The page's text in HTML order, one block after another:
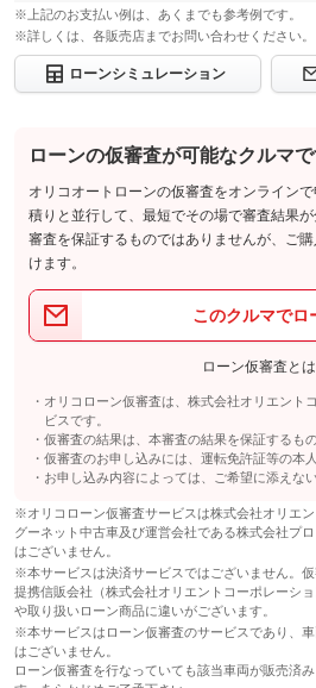
このパックの見積も
※上記のお支払い例は、あくまでも参考例です。
※詳しくは、各販売店までお問い合わせください。
ローンシミュレーション
ローンの仮審査が可能なクルマで
オリコオートローンの仮審査をオンライン
積りと並行して、最短でその場で審査結果
審査を保証するものではありませんが、ご
けます。
このクルマでロ
ローン仮審査とは
オリコローン仮審査は、株式会社オリエント
ビスです。
仮審査の結果は、本審査の結果を保証するも
仮審査のお申し込みには、運転免許証等の本
お申し込み内容によっては、ご希望に添えな
※オリコローン仮審査サービスは株式会社オリエ
グーネット中古車及び運営会社である株式会社プ
はございません。
※本サービスは決済サービスではございません。
提携信販会社（株式会社オリエントコーポレーシ
や取り扱いローン商品に違いがございます。
※本サービスはローン仮審査のサービスであり、
はございません。
ローン仮審査を行なっていても該当車両が販売済